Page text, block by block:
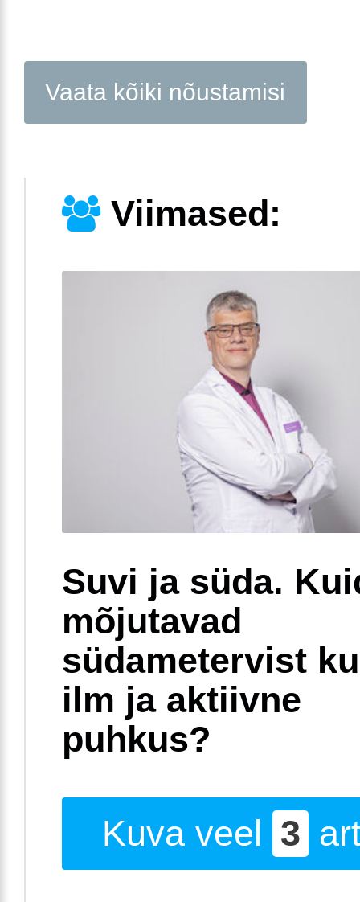
Vaata kõiki nõustamisi
Viimased:
Suvi ja süda.
mõjutavad
südametervist
ilm ja aktiivne
puhkus?
Kuva veel 3